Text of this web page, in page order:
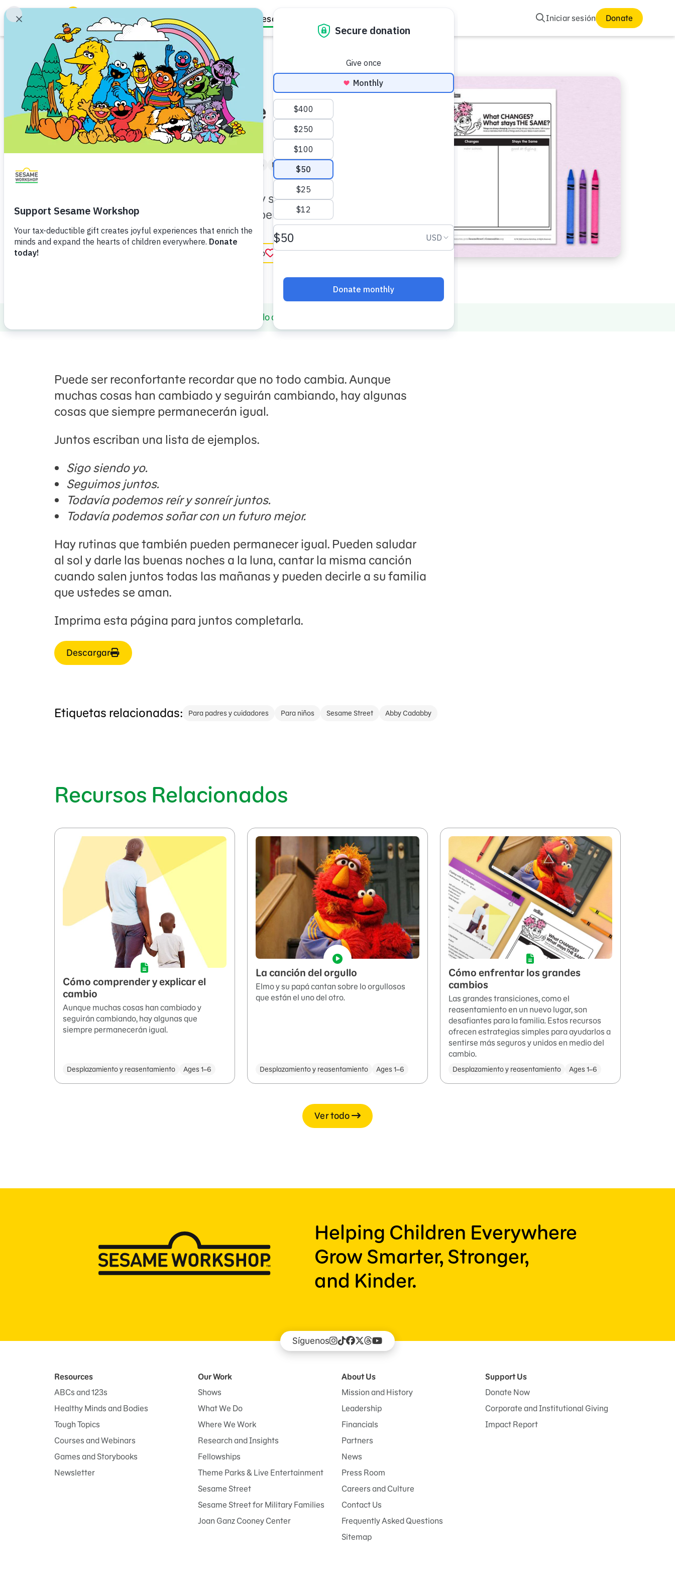
Family Resources Buscar
Iniciar sesión Donate
Buscar
Family Resources
ABCs and 123s
Healthy Minds and Bodies
Tough Topics
Courses and Webinars
Games and Storybooks
Our Work
Imprimible
Lo que cambia, lo que
permanece igual
Niño pequeño (de 1 a 3 años)
Niño de Kindergarten (de 5 a 6)
Aunque muchas cosas han cambiado y seguirán
cambiando, hay algunas que siempre permanecerán igual.
Agregar favorito in English
Lo que cambia, lo que permanece igual
Puede ser reconfortante recordar que no todo cambia. Aunque
muchas cosas han cambiado y seguirán cambiando, hay algunas
cosas que siempre permanecerán igual.
Juntos escriban una lista de ejemplos.
Sigo siendo yo.
Seguimos juntos.
Todavía podemos reír y sonreír juntos.
Todavía podemos soñar con un futuro mejor.
Hay rutinas que también pueden permanecer igual. Pueden saludar
al sol y darle las buenas noches a la luna, cantar la misma canción
cuando salen juntos todas las mañanas y pueden decirle a su familia
que ustedes se aman.
Imprima esta página para juntos completarla.
Descargar
Etiquetas relacionadas: Para padres y cuidadores Para niños Sesame Street Abby Cadabby
Recursos Relacionados
Cómo comprender y explicar el
cambio
Aunque muchas cosas han cambiado y
seguirán cambiando, hay algunas que
siempre permanecerán igual.
Desplazamiento y reasentamiento Ages 1–6
La canción del orgullo
Elmo y su papá cantan sobre lo orgullosos
que están el uno del otro.
Desplazamiento y reasentamiento Ages 1–6
Cómo enfrentar los grandes
cambios
Las grandes transiciones, como el
reasentamiento en un nuevo lugar, son
desafiantes para la familia. Estos recursos
ofrecen estrategias simples para ayudarlos a
sentirse más seguros y unidos en medio del
cambio.
Desplazamiento y reasentamiento Ages 1–6
Ver todo
Helping Children Everywhere
Grow Smarter, Stronger,
and Kinder.
Síguenos
Resources
ABCs and 123s
Healthy Minds and Bodies
Tough Topics
Courses and Webinars
Games and Storybooks
Newsletter
Our Work
Shows
What We Do
Where We Work
Research and Insights
Fellowships
Theme Parks & Live Entertainment
Sesame Street
Sesame Street for Military Families
Joan Ganz Cooney Center
About Us
Mission and History
Leadership
Financials
Partners
News
Press Room
Careers and Culture
Contact Us
Frequently Asked Questions
Sitemap
Support Us
Donate Now
Corporate and Institutional Giving
Impact Report